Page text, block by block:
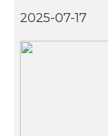
2025-07-17